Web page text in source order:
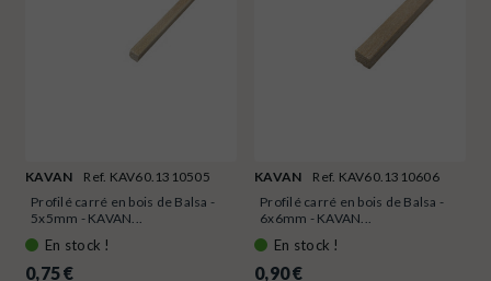
KAVAN
Ref. KAV60.1310505
Profilé carré en bois de Balsa -
5x5mm - KAVAN...
En stock !
0,75 €
KAVAN
Ref. KAV60.1310606
Profilé carré en bois de Balsa -
6x6mm - KAVAN...
En stock !
0,90 €